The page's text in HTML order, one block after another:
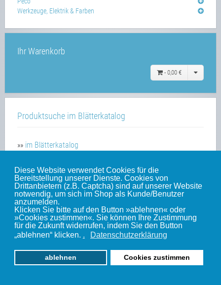
Diese Website verwendet Cookies für die
Bereitstellung unserer Dienste. Cookies von
Drittanbietern (z.B. Captcha) sind auf unserer Website
notwendig, um sich im Shop als Kunde/Benutzer
anzumelden.
Klicken Sie bitte auf den Button »ablehnen« oder
»Cookies zustimmen«. Sie können Ihre Zustimmung
für die Zukunft widerrufen, indem Sie den Button
„ablehnen“ klicken. . Datenschutzerklärung
ablehnen Cookies zustimmen
Werkzeuge, Elektrik & Farben
Ihr Warenkorb
- 0,00 €
Produktsuche im Blätterkatalog
»» im Blätterkatalog
Unsere weiteren Websites
Weinert-Blog
mein Gleis